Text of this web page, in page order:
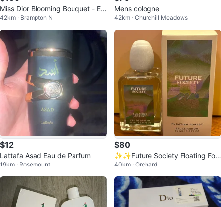
Miss Dior Blooming Bouquet - Ea
u de Parfum 100ml
42km · Brampton N
Mens cologne
42km · Churchill Meadows
$12
Lattafa Asad Eau de Parfum
19km · Rosemount
$80
✨✨Future Society Floating For
est Eau de Parfum 50 mL / 1.6 F
L OZ
40km · Orchard